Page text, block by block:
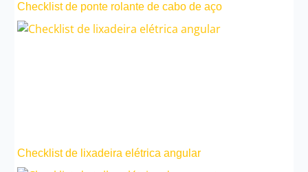
Checklist de ponte rolante de cabo de aço
Checklist de lixadeira elétrica angular